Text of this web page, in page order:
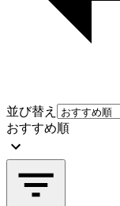
並び替え
おすすめ順